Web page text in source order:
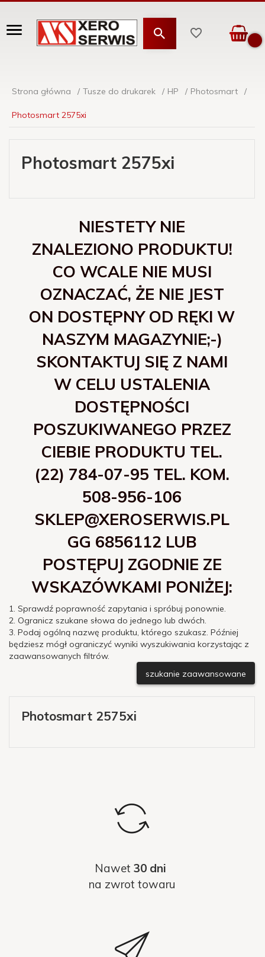
Strona główna Tusze do drukarek HP Photosmart
Photosmart 2575xi
Photosmart 2575xi
NIESTETY NIE
ZNALEZIONO PRODUKTU!
CO WCALE NIE MUSI
OZNACZAĆ, ŻE NIE JEST
ON DOSTĘPNY OD RĘKI W
NASZYM MAGAZYNIE;-)
SKONTAKTUJ SIĘ Z NAMI
W CELU USTALENIA
DOSTĘPNOŚCI
POSZUKIWANEGO PRZEZ
CIEBIE PRODUKTU TEL.
(22) 784-07-95 TEL. KOM.
508-956-106
SKLEP@XEROSERWIS.PL
GG 6856112 LUB
POSTĘPUJ ZGODNIE ZE
WSKAZÓWKAMI PONIŻEJ:
1. Sprawdź poprawność zapytania i spróbuj ponownie.
2. Ogranicz szukane słowa do jednego lub dwóch.
3. Podaj ogólną nazwę produktu, którego szukasz. Później
będziesz mógł ograniczyć wyniki wyszukiwania korzystając z
zaawansowanych filtrów.
szukanie zaawansowane
Photosmart 2575xi
Nawet 30 dni
na zwrot towaru